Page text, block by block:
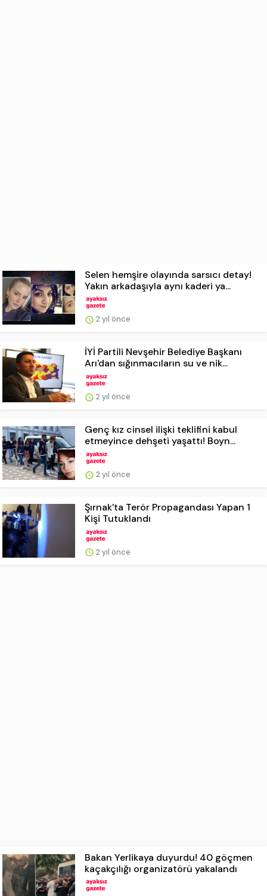
Selen hemşire olayında sarsıcı detay!
Yakın arkadaşıyla aynı kaderi ya...
2 yıl önce
İYİ Partili Nevşehir Belediye Başkanı
Arı'dan sığınmacıların su ve nik...
2 yıl önce
Genç kız cinsel ilişki teklifini kabul
etmeyince dehşeti yaşattı! Boyn...
2 yıl önce
Şırnak'ta Terör Propagandası Yapan 1
Kişi Tutuklandı
2 yıl önce
Bakan Yerlikaya duyurdu! 40 göçmen
kaçakçılığı organizatörü yakalandı